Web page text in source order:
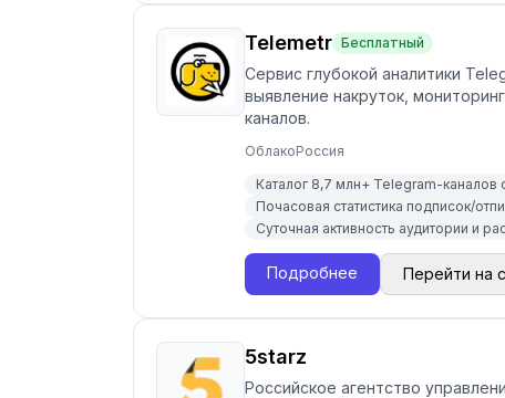
Telemetr Бесплатный
Сервис глубокой аналитики
выявление накруток,
каналов.
ОблакоРоссия
Каталог 8,7 млн+ Telegram-
Почасовая статистика подписок/
Суточная активность аудитории и
Подробнее Перейти на
5starz
Российское агентство